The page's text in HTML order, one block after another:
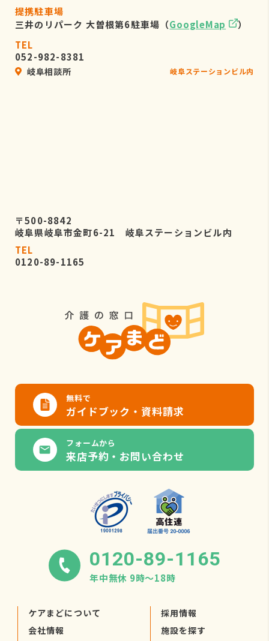
提携駐車場
三井のリパーク 大曽根第6駐車場（GoogleMap
）
TEL
052-982-8381
岐阜相談所 岐阜ステーションビル内
〒500-8842
岐阜県岐阜市金町6-21 岐阜ステーションビル内
TEL
0120-89-1165
無料で
ガイドブック・資料請求
フォームから
来店予約・お問い合わせ
0120-89-1165
年中無休 9時〜18時
ケアまどについて
会社情報
採用情報
施設を探す